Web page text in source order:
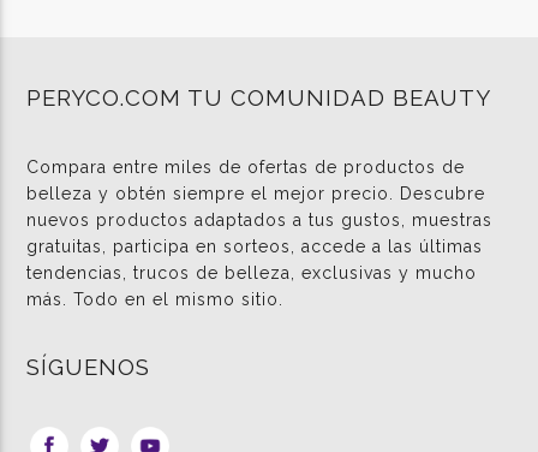
PERYCO.COM TU COMUNIDAD BEAUTY
Compara entre miles de ofertas de productos de
belleza y obtén siempre el mejor precio. Descubre
nuevos productos adaptados a tus gustos, muestras
gratuitas, participa en sorteos, accede a las últimas
tendencias, trucos de belleza, exclusivas y mucho
más. Todo en el mismo sitio.
SÍGUENOS